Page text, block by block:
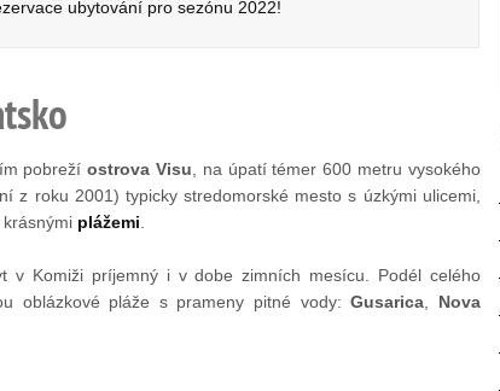
ubytování pro sezónu 2022!
pobrežíostrova Visu , na úpatí témer 600 metru vysokého
z roku 2001) typicky stredomorské mesto s úzkými ulicemi,
plážemi
v Komiži príjemný i v dobe zimních mesícu. Podél celého
oblázkové pláže s prameny pitné vody:Gusarica
Nova